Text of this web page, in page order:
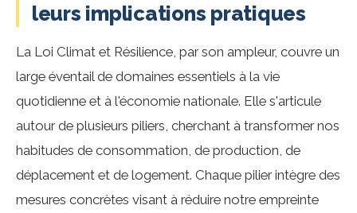
leurs implications pratiques
La Loi Climat et Résilience, par son ampleur, couvre un
large éventail de domaines essentiels à la vie
quotidienne et à l'économie nationale. Elle s'articule
autour de plusieurs piliers, cherchant à transformer nos
habitudes de consommation, de production, de
déplacement et de logement. Chaque pilier intègre des
mesures concrètes visant à réduire notre empreinte